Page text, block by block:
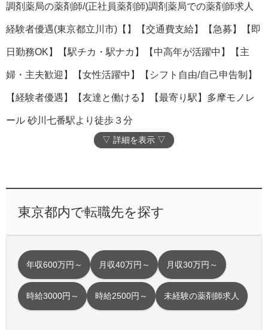
調剤薬局の薬剤師/(正社員薬剤師)調剤薬局での薬剤師求人
経験者優遇(東京都立川市)【】【交通費支給】【急募】【即
日勤務OK】【駅チカ・駅ナカ】【中高年が活躍中】【主
婦・主夫歓迎】【女性活躍中】【シフト自由/自己申告制】
【経験者優遇】【友達と働ける】【最寄り駅】多摩モノレ
ール 砂川七番駅より徒歩３分
▽ 詳細を表示 ▽
東京都内で転職先を探す
年収600万円～ 月収40万円～ 月収30万円～
時給3000円～ 時給2500円～ 未経験の薬剤師求人